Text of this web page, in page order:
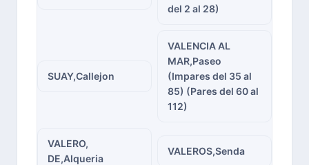
del 2 al 28)
SUAY,Callejon
VALENCIA AL
MAR,Paseo
(Impares del 35 al
85) (Pares del 60 al
112)
VALERO,
DE,Alqueria
VALEROS,Senda